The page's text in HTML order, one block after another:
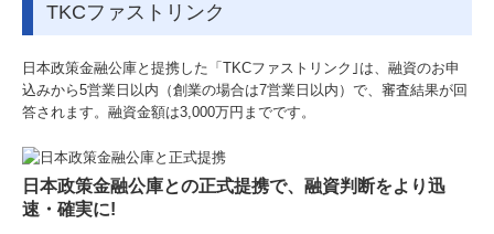
経営サポート・コンサルティング
創業支援・会社設立
個人の方へ
TKCファストリンク
日本政策金融公庫と提携した「TKCファストリンク｣は、融資のお申
込みから5営業日以内（創業の場合は7営業日以内）で、審査結果が回
答されます。融資金額は3,000万円までです。
日本政策金融公庫との正式提携で、融資判断をより迅
速・確実に!